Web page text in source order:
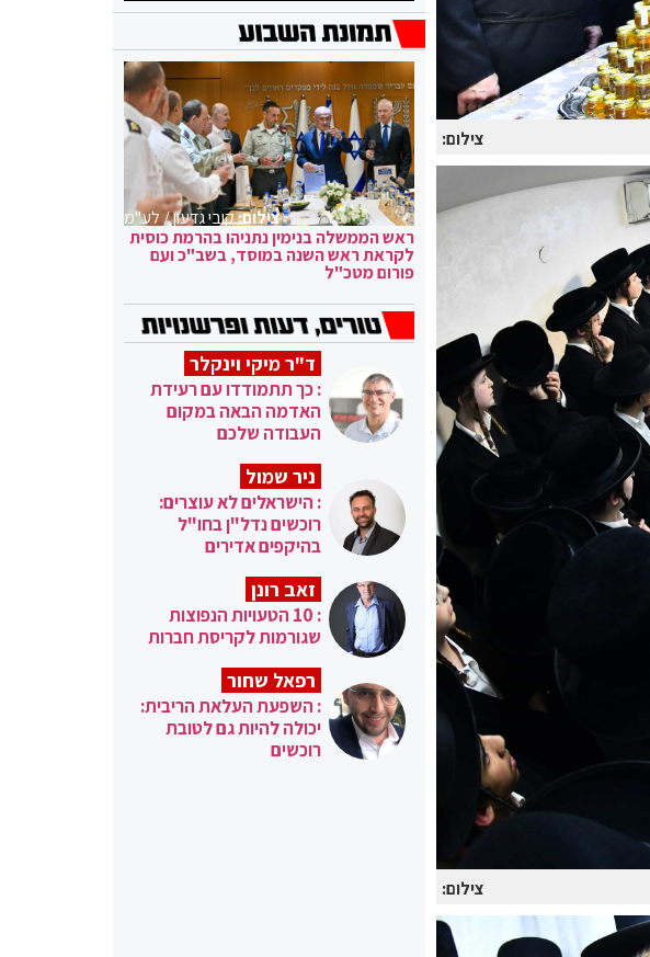
צילום:
צילום:
צילום:קובי גדעון / לע"מ
ראש הממשלה בנימין נתניהו בהרמת כוסית
לקראת ראש השנה במוסד, בשב"כ ועם
פורום מטכ"ל
ד"ר מיקי וינקלר
: כך תתמודדו עם רעידת
האדמה הבאה במקום
העבודה שלכם
ניר שמול
: הישראלים לא עוצרים:
רוכשים נדל"ן בחו"ל
בהיקפים אדירים
זאב רונן
: 10 הטעויות הנפוצות
שגורמות לקריסת חברות
רפאל שחור
: השפעת העלאת הריבית:
יכולה להיות גם לטובת
רוכשים